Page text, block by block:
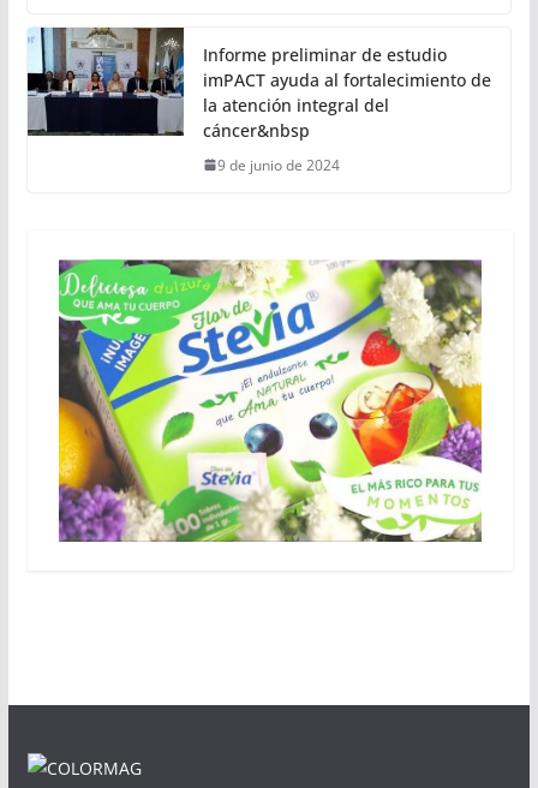
Informe preliminar de estudio
imPACT ayuda al fortalecimiento de
la atención integral del
cáncer&nbsp
9 de junio de 2024